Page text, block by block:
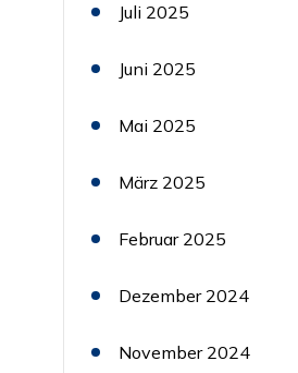
Juli 2025
Juni 2025
Mai 2025
März 2025
Februar 2025
Dezember 2024
November 2024